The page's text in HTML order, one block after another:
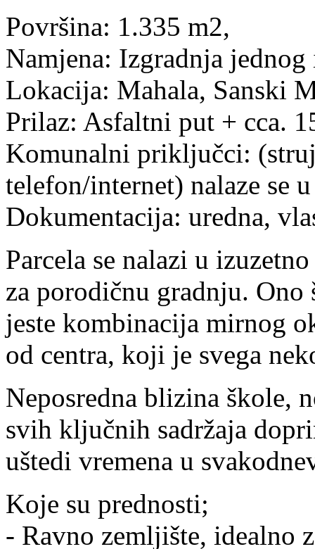
Površina: 1.335 m2,
Namjena: Izgradnja
Lokacija: Mahala, Sanski
Prilaz: Asfaltni put + cca.
Komunalni priključci:
telefon/internet) nalaze se
Dokumentacija: uredna,
Parcela se nalazi u
za porodičnu gradnju.
jeste kombinacija mirnog
od centra, koji je svega
Neposredna blizina škole,
svih ključnih sadržaja
uštedi vremena u
Koje su prednosti;
- Ravno zemljište, idealno